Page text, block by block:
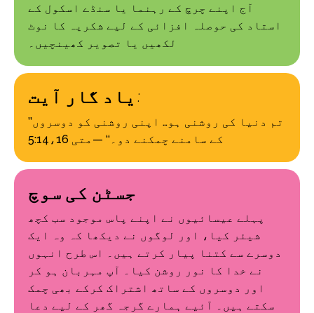
آج اپنے چرچ کے رہنما یا سنڈے اسکول کے
استاد کی حوصلہ افزائی کے لیے شکریہ کا نوٹ
لکھیں یا تصویر کھینچیں۔
یاد گار آیت:
’’تم دنیا کی روشنی ہو… اپنی روشنی کو دوسروں
کے سامنے چمکنے دو۔‘‘ —متی 5:14،16
جسٹن کی سوچ
پہلے عیسائیوں نے اپنے پاس موجود سب کچھ
شیئر کیا، اور لوگوں نے دیکھا کہ وہ ایک
دوسرے سے کتنا پیار کرتے ہیں۔ اس طرح انہوں
نے خدا کا نور روشن کیا۔ آپ مہربان ہو کر
اور دوسروں کے ساتھ اشتراک کرکے بھی چمک
سکتے ہیں۔ آئیے ہمارے گرجہ گھر کے لیے دعا